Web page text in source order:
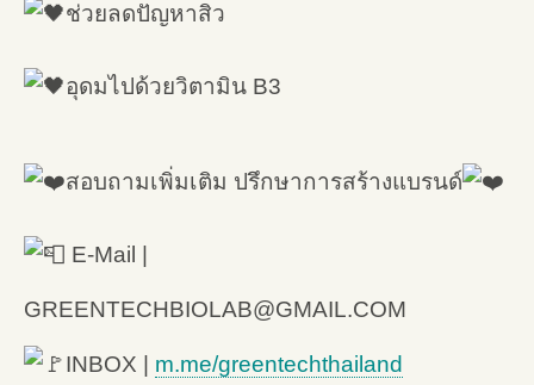
ช่วยลดปัญหาสิว
อุดมไปด้วยวิตามิน B3
สอบถามเพิ่มเติม ปรึกษาการสร้างแบรนด์
E-Mail |
GREENTECHBIOLAB@GMAIL.COM
INBOX | m.me/greentechthailand